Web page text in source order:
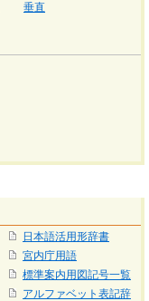
垂直
日本語活用形辞書
宮内庁用語
標準案内用図記号一覧
アルファベット表記辞